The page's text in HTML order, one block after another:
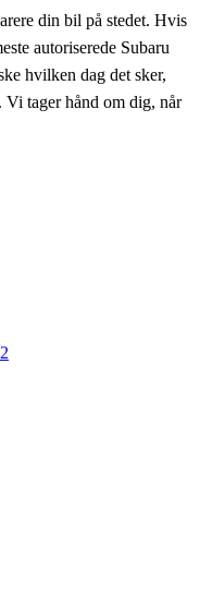
din bil på stedet. Hvis
autoriserede Subaru
hvilken dag det sker,
tager hånd om dig, når